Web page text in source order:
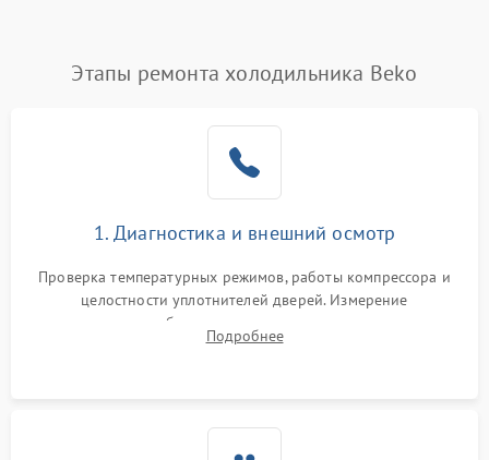
Этапы ремонта холодильника Beko
1. Диагностика и внешний осмотр
Проверка температурных режимов, работы компрессора и
целостности уплотнителей дверей. Измерение
сопротивления обмоток мотора, проверка термостата и
считывание кодов ошибок с электронного дисплея.
Подробнее